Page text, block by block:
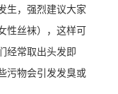
生，强烈建议大家
性丝袜），这样可
经常取出头发即
污物会引发发臭或